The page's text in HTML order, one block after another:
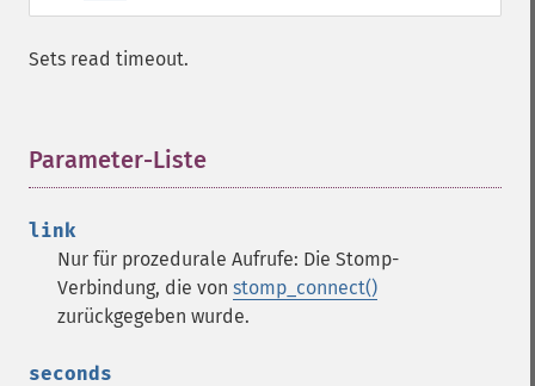
Sets read timeout.
Parameter-Liste
link
Nur für prozedurale Aufrufe: Die Stomp-
Verbindung, die von stomp_connect()
zurückgegeben wurde.
seconds